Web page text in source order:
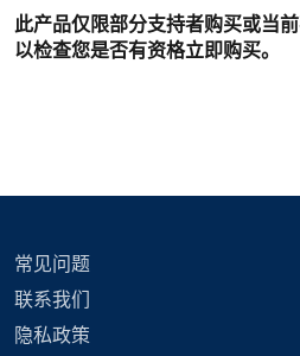
此产品仅限部分支持者购买或当
以检查您是否有资格立即购买。
常见问题
联系我们
隐私政策